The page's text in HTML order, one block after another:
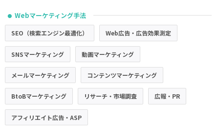
● Webマーケティング手法
SEO（検索エンジン最適化） Web広告・広告効果測定
SNSマーケティング 動画マーケティング
メールマーケティング コンテンツマーケティング
BtoBマーケティング リサーチ・市場調査 広報・PR
アフィリエイト広告・ASP